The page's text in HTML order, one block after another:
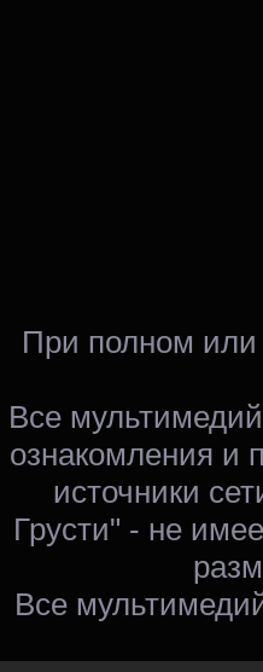
При полном или
Все
ознакомления и
источники
Грусти" - не
Все